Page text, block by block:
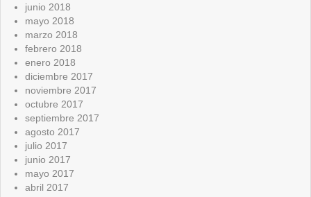
junio 2018
mayo 2018
marzo 2018
febrero 2018
enero 2018
diciembre 2017
noviembre 2017
octubre 2017
septiembre 2017
agosto 2017
julio 2017
junio 2017
mayo 2017
abril 2017